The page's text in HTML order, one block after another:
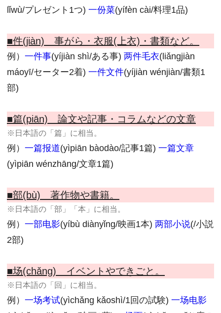
lǐwù/プレゼント1つ) 一份菜(yífèn cài/料理1品)
■件(jiàn) 事がら・衣服(上衣)・書類など。
例） 一件事(yíjiàn shì/ある事) 两件毛衣(liǎngjiàn
máoyī/セーター2着) 一件文件(yíjiàn wénjiàn/書類1
部)
■篇(piān) 論文や記事・コラムなどの文章
※日本語の「篇」に相当。
例） 一篇报道(yìpiān bàodào/記事1篇) 一篇文章
(yìpiān wénzhāng/文章1篇)
■部(bù) 著作物や書籍。
※日本語の「部」「本」に相当。
例） 一部电影(yíbù diànyǐng/映画1本) 两部小说(/小説
2部)
■场(chǎng) イベントやできごと。
※日本語の「回」に相当。
例） 一场考试(yìchǎng kǎoshì/1回の試験) 一场电影